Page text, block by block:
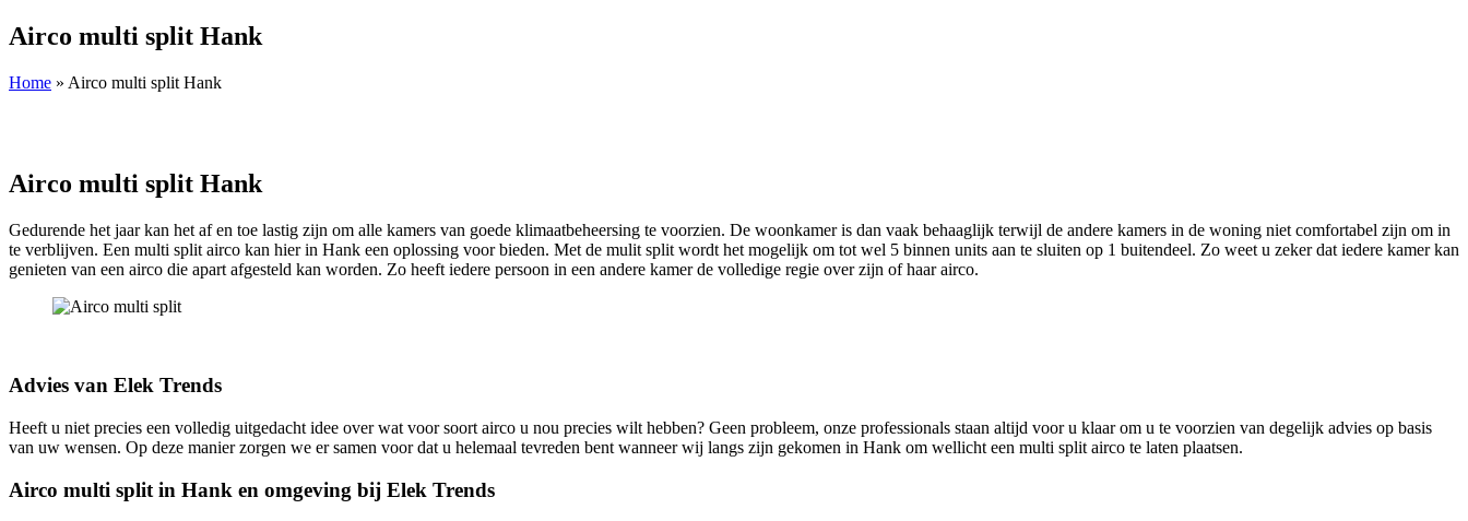
Airco multi split Hank
Home » Airco multi split Hank
Airco multi split Hank
Gedurende het jaar kan het af en toe lastig zijn om alle kamers van goede klimaatbeheersing te voorzien. De woonkamer is dan vaak behaaglijk terwijl de andere kamers in de woning niet comfortabel zijn om in
te verblijven. Een multi split airco kan hier in Hank een oplossing voor bieden. Met de mulit split wordt het mogelijk om tot wel 5 binnen units aan te sluiten op 1 buitendeel. Zo weet u zeker dat iedere kamer kan
genieten van een airco die apart afgesteld kan worden. Zo heeft iedere persoon in een andere kamer de volledige regie over zijn of haar airco.
Advies van Elek Trends
Heeft u niet precies een volledig uitgedacht idee over wat voor soort airco u nou precies wilt hebben? Geen probleem, onze professionals staan altijd voor u klaar om u te voorzien van degelijk advies op basis
van uw wensen. Op deze manier zorgen we er samen voor dat u helemaal tevreden bent wanneer wij langs zijn gekomen in Hank om wellicht een multi split airco te laten plaatsen.
Airco multi split in Hank en omgeving bij Elek Trends